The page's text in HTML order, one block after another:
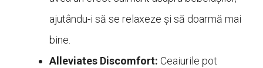
ajutându-i să se relaxeze și să doarmă mai
bine.
Alleviates Discomfort: Ceaiurile pot